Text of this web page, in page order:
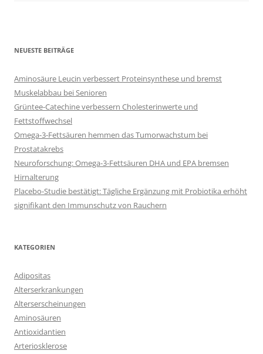
NEUESTE BEITRÄGE
Aminosäure Leucin verbessert Proteinsynthese und bremst
Muskelabbau bei Senioren
Grüntee-Catechine verbessern Cholesterinwerte und
Fettstoffwechsel
Omega-3-Fettsäuren hemmen das Tumorwachstum bei
Prostatakrebs
Neuroforschung: Omega-3-Fettsäuren DHA und EPA bremsen
Hirnalterung
Placebo-Studie bestätigt: Tägliche Ergänzung mit Probiotika erhöht
signifikant den Immunschutz von Rauchern
KATEGORIEN
Adipositas
Alterserkrankungen
Alterserscheinungen
Aminosäuren
Antioxidantien
Arteriosklerose